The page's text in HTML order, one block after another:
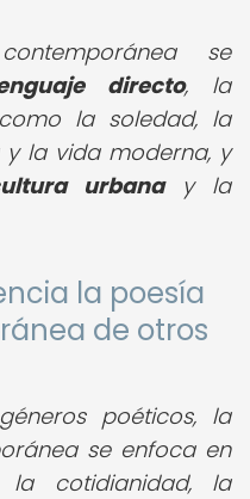
se
directo, la
la soledad, la
la vida moderna, y
urbanay la
la poesía
de otros
poéticos, la
se enfoca en
la cotidianidad, la